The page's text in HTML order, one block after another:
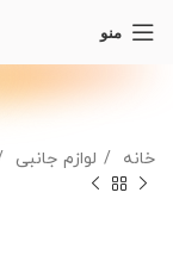
منو
خانه لوازم جانبی